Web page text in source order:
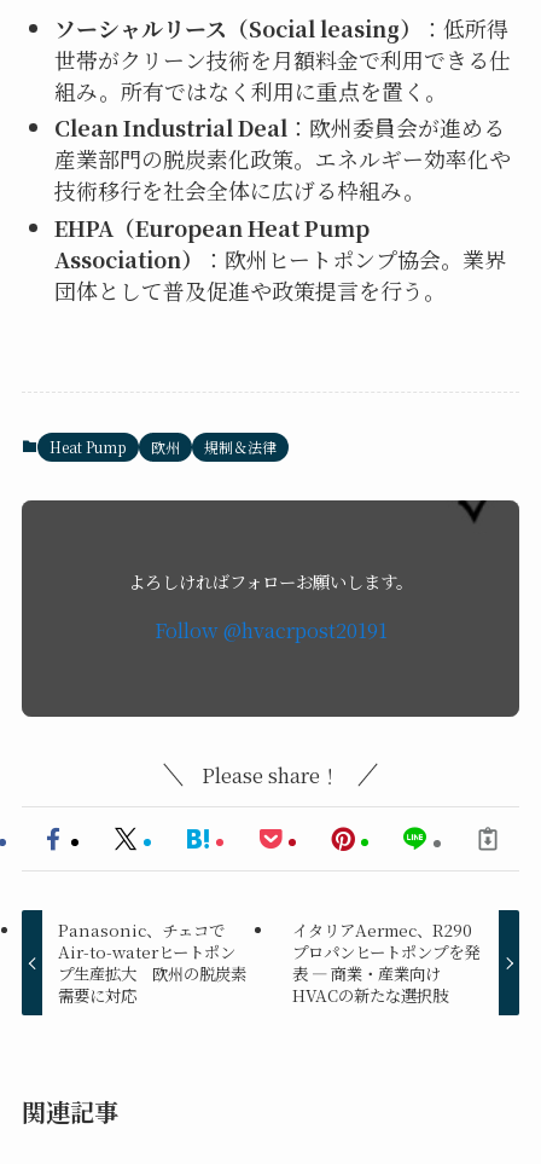
ソーシャルリース（Social leasing）
：低所得
世帯がクリーン技術を月額料金で利用できる仕
組み。所有ではなく利用に重点を置く。
Clean Industrial Deal：欧州委員会が進める
産業部門の脱炭素化政策。エネルギー効率化や
技術移行を社会全体に広げる枠組み。
EHPA（European Heat Pump
Association）
：欧州ヒートポンプ協会。業界
団体として普及促進や政策提言を行う。
Heat Pump 欧州 規制＆法律
よろしければフォローお願いします。
Please share！
Panasonic、チェコで
Air-to-waterヒートポン
プ生産拡大 欧州の脱炭素
需要に対応
イタリアAermec、R290
プロパンヒートポンプを発
表 ― 商業・産業向け
HVACの新たな選択肢
関連記事